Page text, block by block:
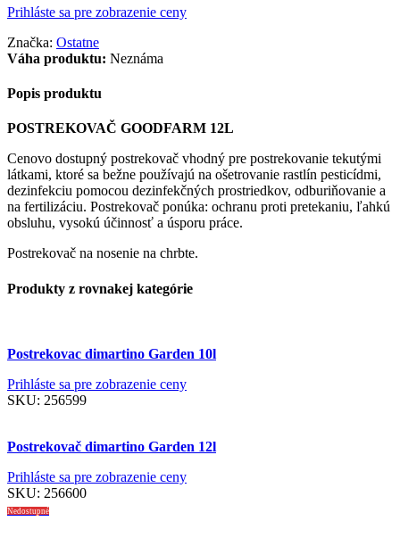
Prihláste sa pre zobrazenie ceny
Značka: Ostatne
Váha produktu: Neznáma
Popis produktu
POSTREKOVAČ GOODFARM 12L
Cenovo dostupný postrekovač vhodný pre postrekovanie tekutými
látkami, ktoré sa bežne používajú na ošetrovanie rastlín pesticídmi,
dezinfekciu pomocou dezinfekčných prostriedkov, odburiňovanie a
na fertilizáciu. Postrekovač ponúka: ochranu proti pretekaniu, ľahkú
obsluhu, vysokú účinnosť a úsporu práce.
Postrekovač na nosenie na chrbte.
Produkty z rovnakej kategórie
Postrekovac dimartino Garden 10l
Prihláste sa pre zobrazenie ceny
SKU: 256599
Postrekovač dimartino Garden 12l
Prihláste sa pre zobrazenie ceny
SKU: 256600
Nedostupné